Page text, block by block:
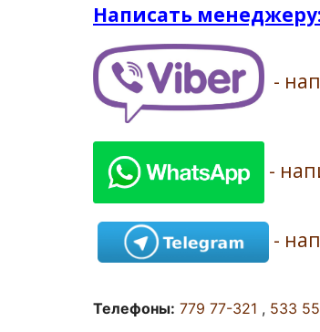
Написать
-
-
-
Телефоны: 779 77-321 , 533